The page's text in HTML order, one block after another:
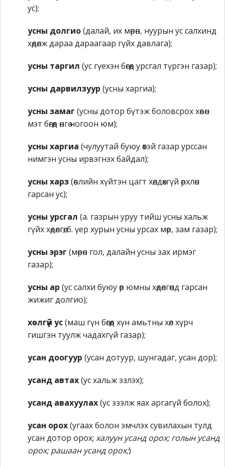
ус);
усны долгио(далай, их мөрөн, нуурын ус салхинд
хөдөлж дараа дараагаар гүйх давлага);
усны таргил (ус гүехэн бөгөөд урсгал түргэн газар);
усны дарвилзуур (усны харгиа);
усны замаг (усны дотор бүтэж боловсрох хөвөн
мэт бөгөөд өнгө ногоон юм);
усны харгиа (чулуутай буюу өөтэй газар урссан
нимгэн усны ирвэгнэх байдал);
усны харз(өвлийн хүйтэн цагт хөлдөхгүй өрхлөн
гарсан ус);
усны урсгал (а. газрын уруу тийш усны хальж
гүйх хөдөлгөө; б. үер хурын усны урсах мөр, зам газар);
усны эрэг (мөрөн гол, далайн усны зах ирмэг
газар);
усны ар (ус салхи буюу өөр юмны хөдөлгөөнд гарсан
жижиг долгио);
хөлгүй ус(маш гүн бөгөөд хүн амьтны хөл хүрч
гишгэн туулж чадахгүй газар);
усан доогуур (усан дотуур, шунгадаг, усан дор);
усанд автах(ус хальж эзлэх);
усанд авахуулах(ус эзэлж яах аргагүй болох);
усан орох(угаах болон эмчлэх сувилахын тулд
усан дотор орох; халуун усанд орох; голын усанд
орох; рашаан усанд орох;)